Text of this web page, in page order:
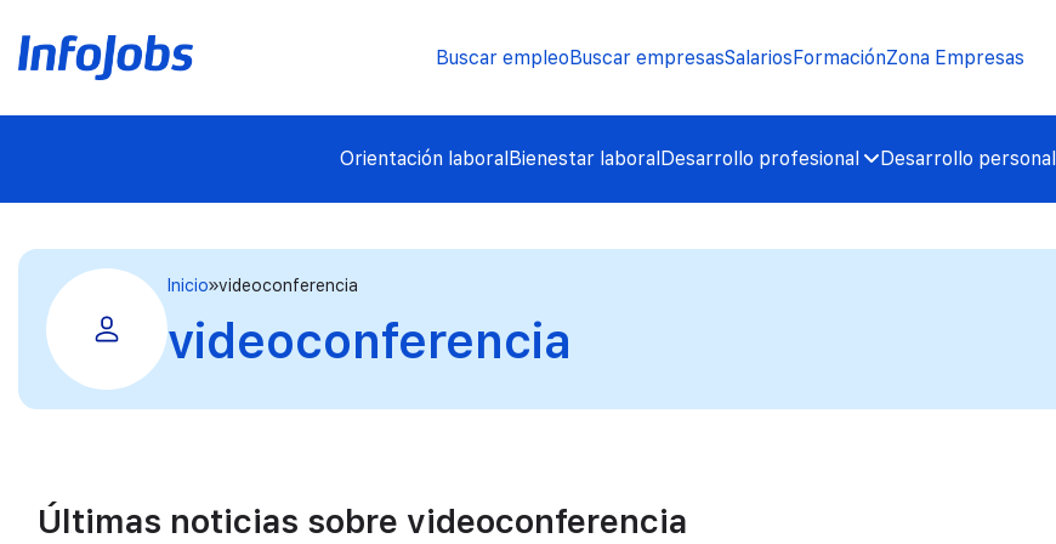
Buscar empleoBuscar empresasSalariosFormaciónZona Empresas
Orientación laboralBienestar laboralDesarrollo profesional Desarrollo personal
Inicio videoconferencia
videoconferencia
Últimas noticias sobre videoconferencia